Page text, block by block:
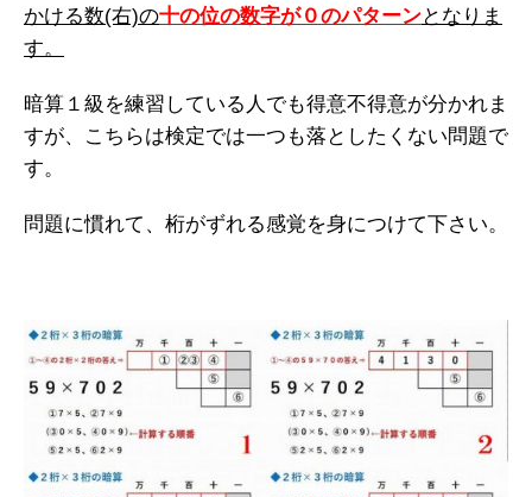
かける数(右)の十の位の数字が０のパターンとなりま
す。
暗算１級を練習している人でも得意不得意が分かれま
すが、こちらは検定では一つも落としたくない問題で
す。
問題に慣れて、桁がずれる感覚を身につけて下さい。